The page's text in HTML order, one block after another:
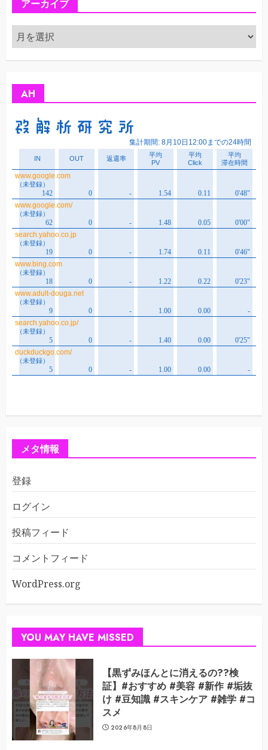
アーカイブ
ア
ー
カ
AH
メタ情報
登録
ログイン
投稿フィード
コメントフィード
WordPress.org
YOU MAY HAVE MISSED
【黒ずみほんとに消えるの??検
証】#おすすめ #美容 #新作 #垢抜
け #豆知識 #スキンケア #雑学 #コ
スメ
2026年8月8日